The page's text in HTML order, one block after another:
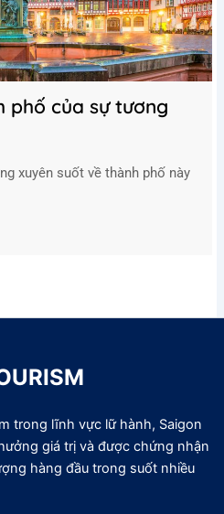
phố của sự tương
xuyên suốt về thành phố này
trong lĩnh vực lữ hành, Saigon
giá trị và được chứng nhận
hàng đầu trong suốt nhiều